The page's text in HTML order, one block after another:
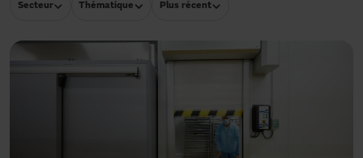
Secteur Thématique Plus récent